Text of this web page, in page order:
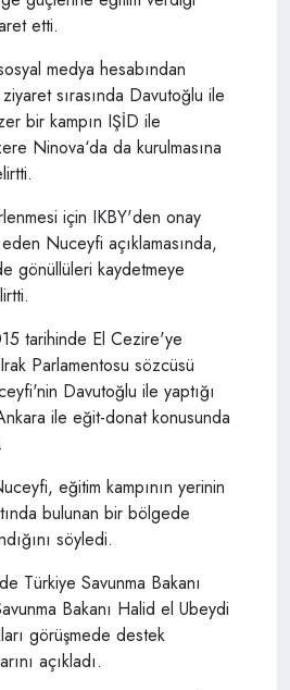
etti.
medya hesabından
sırasında Davutoğlu ile
bir kampın IŞİD ile
Ninova‘da da kurulmasına
için IKBY'den onay
Nuceyfi açıklamasında,
gönüllüleri kaydetmeye
tarihinde El Cezire'ye
Parlamentosu sözcüsü
Davutoğlu ile yaptığı
ile eğit-donat konusunda
eğitim kampının yerinin
bulunan bir bölgede
söyledi.
Türkiye Savunma Bakanı
Bakanı Halid el Ubeydi
görüşmede destek
açıkladı.